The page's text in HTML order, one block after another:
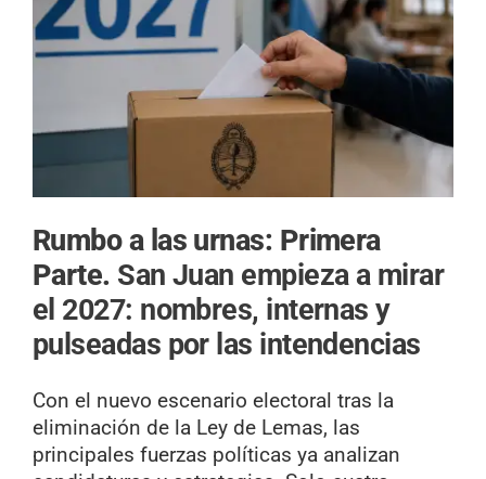
Rumbo a las urnas: Primera
Parte. San Juan empieza a mirar
el 2027: nombres, internas y
pulseadas por las intendencias
Con el nuevo escenario electoral tras la
eliminación de la Ley de Lemas, las
principales fuerzas políticas ya analizan